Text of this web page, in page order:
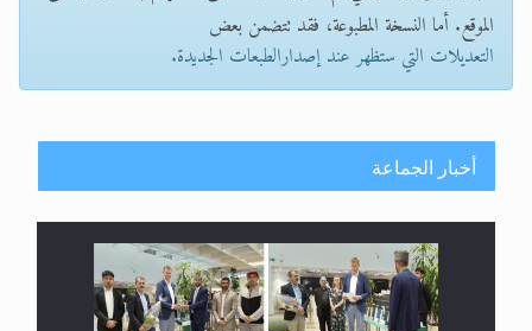
الموقع. أما النسخة المطبوعة، فقد تتضمن بعض
التعديلات التي ستظهر عند إصدارالطبعات الجديدة.
أخبار الجماعة